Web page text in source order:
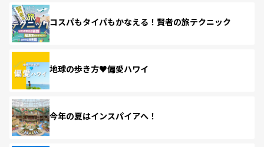
コスパもタイパもかなえる！賢者の旅テクニック
地球の歩き方♥偏愛ハワイ
今年の夏はインスパイアへ！